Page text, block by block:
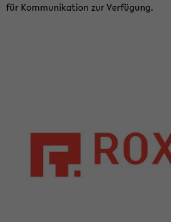
für Kom­mu­ni­ka­ti­on zur Ver­fü­gung.